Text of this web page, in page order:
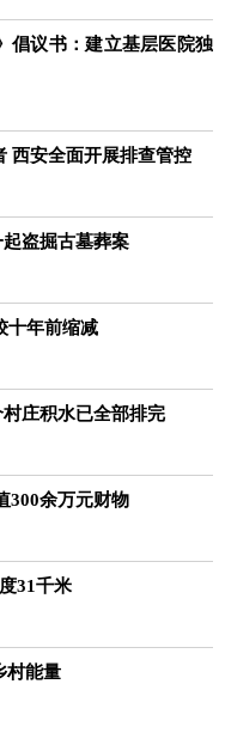
倡议书：建立基层医院独
西安全面开展排查管控
盗掘古墓葬案
十年前缩减
庄积水已全部排完
300余万元财物
31千米
村能量